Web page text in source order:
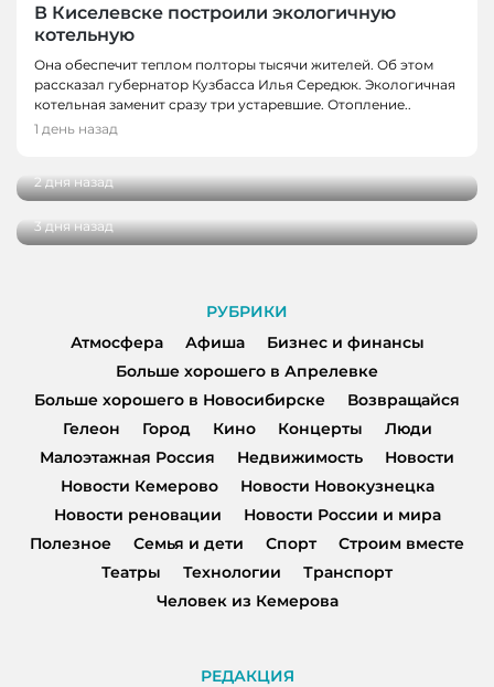
В Киселевске построили экологичную
котельную
Она обеспечит теплом полторы тысячи жителей. Об этом
рассказал губернатор Кузбасса Илья Середюк. Экологичная
котельная заменит сразу три устаревшие. Отопление..
1 день назад
НОВОСТИ
В экоцентре заповедника «Кузнецкий
2 дня назад
НОВОСТИ
инфаркта
3 дня назад
РУБРИКИ
Атмосфера
Афиша
Бизнес и финансы
Больше хорошего в Апрелевке
Больше хорошего в Новосибирске
Возвращайся
Гелеон
Город Кино Концерты
Люди
Малоэтажная Россия
Недвижимость
Новости
Новости Кемерово
Новости Новокузнецка
Новости реновации
Новости России и мира
Полезное
Семья и дети Спорт
Строим вместе
Театры
Технологии
Транспорт
Человек из Кемерова
РЕДАКЦИЯ